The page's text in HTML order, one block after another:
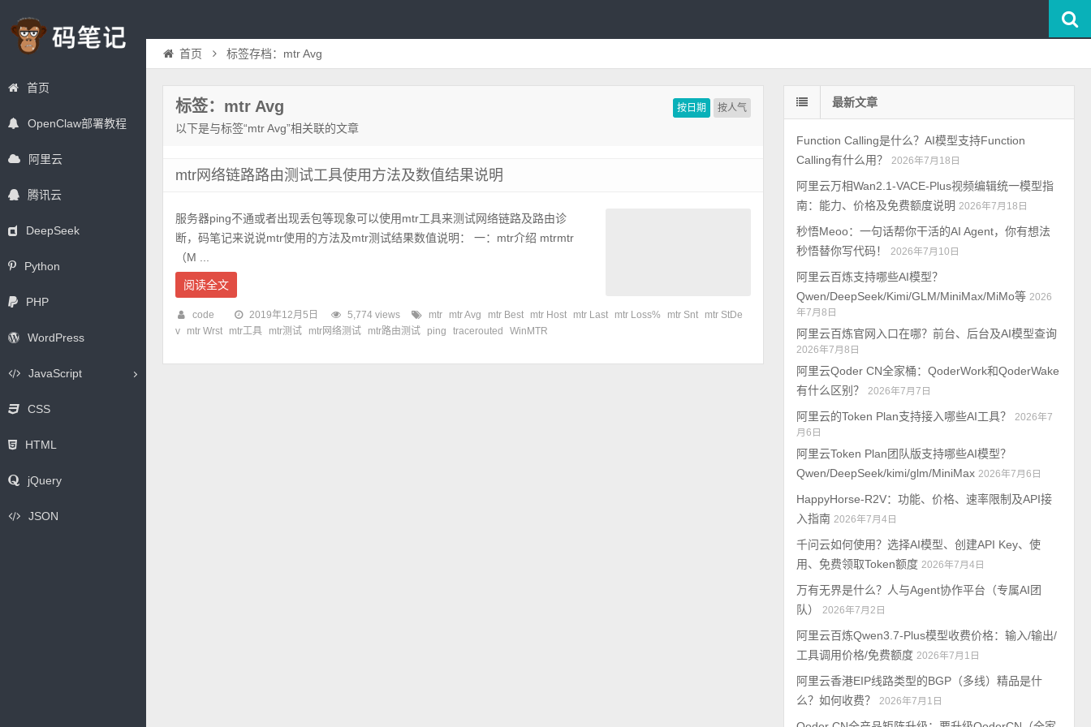
首页
OpenClaw部署教程
阿里云
腾讯云
DeepSeek
Python
PHP
WordPress
JavaScript
CSS
HTML
jQuery
JSON
首页 标签存档：mtr Avg
按日期 按人气
标签：mtr Avg
以下是与标签“mtr Avg”相关联的文章
mtr网络链路路由测试工具使用方法及数值结果说明
服务器ping不通或者出现丢包等现象可以使用mtr工具来测试网络链路及路由诊
断，码笔记来说说mtr使用的方法及mtr测试结果数值说明： 一：mtr介绍 mtrmtr
（M ...
阅读全文
code 2019年12月5日 5,774 views mtr mtr Avg mtr Best mtr Host mtr Last mtr Loss% mtr Snt
mtr StDe
v
mtr Wrst mtr工具 mtr测试 mtr网络测试 mtr路由测试 ping tracerouted WinMTR
最新文章
Function Calling是什么？AI模型支持Function
Calling有什么用？
2026年7月18日
阿里云万相Wan2.1-VACE-Plus视频编辑统一模型指
南：能力、价格及免费额度说明 2026年7月18日
秒悟Meoo：一句话帮你干活的AI Agent，你有想法
秒悟替你写代码！
2026年7月10日
阿里云百炼支持哪些AI模型？
Qwen/DeepSeek/Kimi/GLM/MiniMax/MiMo等 2026
年7月8日
阿里云百炼官网入口在哪？前台、后台及AI模型查询
2026年7月8日
阿里云Qoder CN全家桶：QoderWork和QoderWake
有什么区别？
2026年7月7日
阿里云的Token Plan支持接入哪些AI工具？
2026年7
月6日
阿里云Token Plan团队版支持哪些AI模型？
Qwen/DeepSeek/kimi/glm/MiniMax 2026年7月6日
HappyHorse-R2V：功能、价格、速率限制及API接
入指南 2026年7月4日
千问云如何使用？选择AI模型、创建API Key、使
用、免费领取Token额度 2026年7月4日
万有无界是什么？人与Agent协作平台（专属AI团
队）
2026年7月2日
阿里云百炼Qwen3.7-Plus模型收费价格：输入/输出/
工具调用价格/免费额度 2026年7月1日
阿里云香港EIP线路类型的BGP（多线）精品是什
么？如何收费？
2026年7月1日